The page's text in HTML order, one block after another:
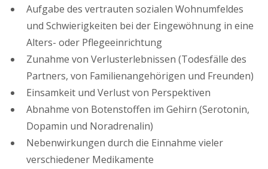
Aufgabe des vertrauten sozialen Wohnumfeldes
und Schwierigkeiten bei der Eingewöhnung in eine
Alters- oder Pflegeeinrichtung
Zunahme von Verlusterlebnissen (Todesfälle des
Partners, von Familienangehörigen und Freunden)
Einsamkeit und Verlust von Perspektiven
Abnahme von Botenstoffen im Gehirn (Serotonin,
Dopamin und Noradrenalin)
Nebenwirkungen durch die Einnahme vieler
verschiedener Medikamente